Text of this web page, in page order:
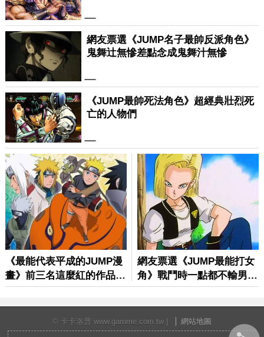
© 卡卡洛普 www.gamme.com.tw | 網站地圖